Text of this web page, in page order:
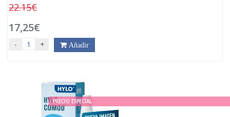
22.15€
17,25€
- + Añadir
PRECIO ESPECIAL